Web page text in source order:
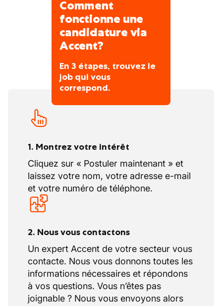
Comment
fonctionne une
candidature via
Accent?
En 3 étapes, trouvez le
job qui vous
correspond.
1. Montrez votre intérêt
Cliquez sur « Postuler maintenant » et
laissez votre nom, votre adresse e-mail
et votre numéro de téléphone.
2. Nous vous contactons
Un expert Accent de votre secteur vous
contacte. Nous vous donnons toutes les
informations nécessaires et répondons
à vos questions. Vous n’êtes pas
joignable ? Nous vous envoyons alors